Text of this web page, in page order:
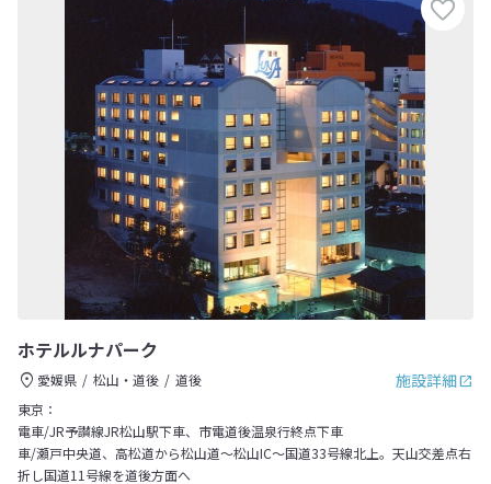
ホテルルナパーク
施設詳細
愛媛県 松山・道後
道後
東京：
電車/JR予讃線JR松山駅下車、市電道後温泉行終点下車
車/瀬戸中央道、高松道から松山道～松山IC～国道33号線北上。天山交差点右
折し国道11号線を道後方面へ